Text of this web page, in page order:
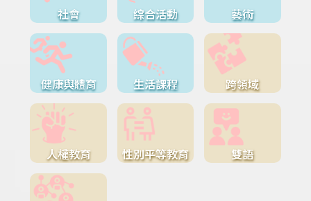
社會 綜合活動 藝術
健康與體育 生活課程 跨領域
人權教育 性別平等教育 雙語